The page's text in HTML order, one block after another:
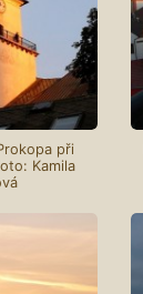
při
Kamila